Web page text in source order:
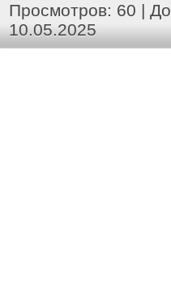
Просмотров: 60 |
10.05.2025